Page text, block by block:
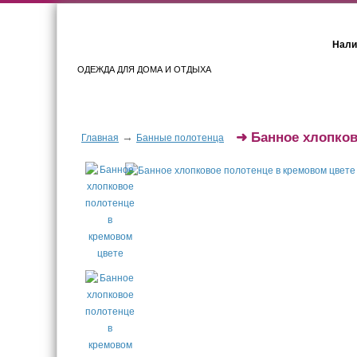
ОДЕЖДА ДЛЯ ДОМА И ОТДЫХА
Главная → Банные полотенца ➜ Банное